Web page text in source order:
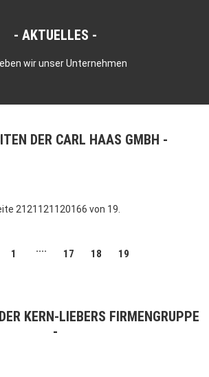
AKTUELLES
wir unser Unternehmen
DER CARL HAAS GMBH
2121121120166 von 19.
1 .... 17 18 19
KERN-LIEBERS FIRMENGRUPPE